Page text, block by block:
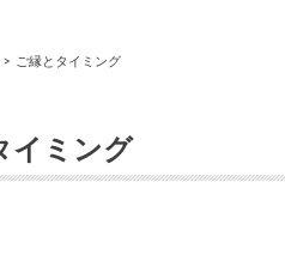
ご縁とタイミング
イミング